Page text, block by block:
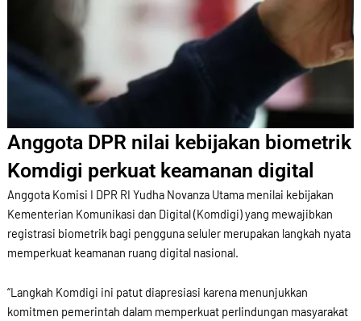
Anggota DPR nilai kebijakan biometrik
Komdigi perkuat keamanan digital
Anggota Komisi I DPR RI Yudha Novanza Utama menilai kebijakan
Kementerian Komunikasi dan Digital (Komdigi) yang mewajibkan
registrasi biometrik bagi pengguna seluler merupakan langkah nyata
memperkuat keamanan ruang digital nasional.
“Langkah Komdigi ini patut diapresiasi karena menunjukkan
komitmen pemerintah dalam memperkuat perlindungan masyarakat